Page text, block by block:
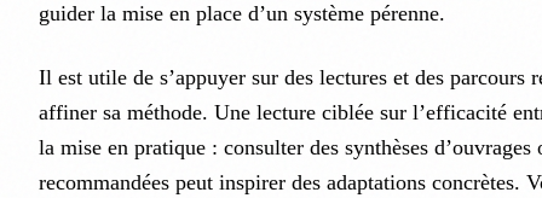
guider la mise en place d’un système pérenne.
Il est utile de s’appuyer sur des lectures et des parcours
affiner sa méthode. Une lecture ciblée sur l’efficacité
la mise en pratique : consulter des synthèses d’ouvrages
recommandées peut inspirer des adaptations concrètes.